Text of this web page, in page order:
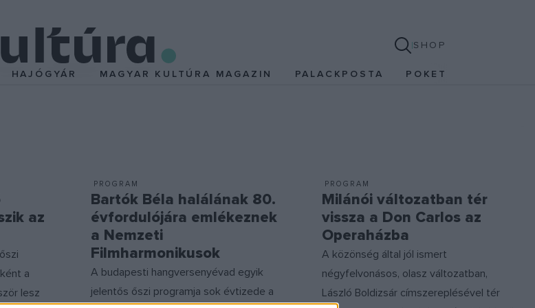
SHOP
HAJÓGYÁR MAGYAR KULTÚRA MAGAZIN PALACKPOSTA POKET
az
a
lesz
PROGRAM
Bartók Béla halálának 80.
évfordulójára emlékeznek
a Nemzeti
Filmharmonikusok
A budapesti hangversenyévad egyik
jelentős őszi programja sok évtizede a
PROGRAM
Milánói változatban tér
vissza a Don Carlos az
Operaházba
A közönség által jól ismert
négyfelvonásos, olasz változatban,
László Boldizsár címszereplésével tér